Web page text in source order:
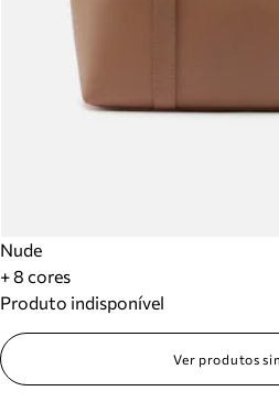
Nude
+ 8 cores
Produto indisponível
Ver produtos